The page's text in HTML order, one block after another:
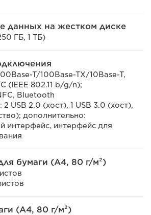
данных на жестком диске
ГБ, 1 ТБ)
T/100Base-TX/10Base-T,
(IEEE 802.11 b/g/n);
Bluetooth
USB 2.0 (хост), 1 USB 3.0 (хост),
дополнительно:
интерфейс, интерфейс для
бумаги (A4, 80 г/м²)
(A4, 80 г/м²)